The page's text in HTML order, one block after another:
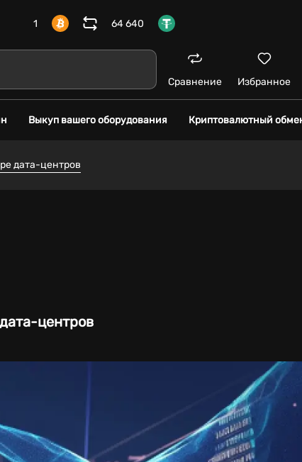
1 64 640
Сравнение Избранное
Выкуп вашего оборудования Криптовалютный
дата-центров
центров